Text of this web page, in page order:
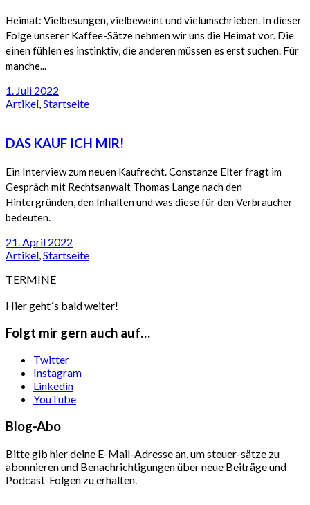
Heimat: Vielbesungen, vielbeweint und vielumschrieben. In dieser
Folge unserer Kaffee-Sätze nehmen wir uns die Heimat vor. Die
einen fühlen es instinktiv, die anderen müssen es erst suchen. Für
manche...
1. Juli 2022
Artikel Startseite
DAS KAUF ICH MIR!
Ein Interview zum neuen Kaufrecht. Constanze Elter fragt im
Gespräch mit Rechtsanwalt Thomas Lange nach den
Hintergründen, den Inhalten und was diese für den Verbraucher
bedeuten.
21. April 2022
Artikel,Startseite
TERMINE
Hier geht´s bald weiter!
Folgt mir gern auch auf…
Twitter
Instagram
Linkedin
YouTube
Blog-Abo
Bitte gib hier deine E-Mail-Adresse an, um steuer-sätze zu
abonnieren und Benachrichtigungen über neue Beiträge und
Podcast-Folgen zu erhalten.